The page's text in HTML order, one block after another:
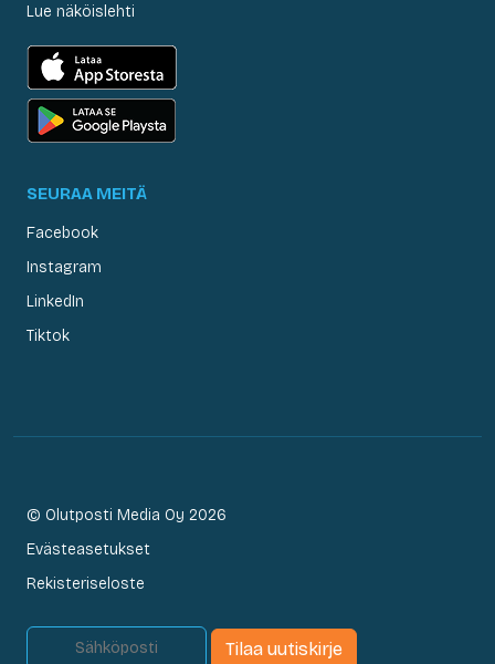
Lue näköislehti
SEURAA MEITÄ
Facebook
Instagram
LinkedIn
Tiktok
© Olutposti Media Oy 2026
Evästeasetukset
Rekisteriseloste
Tilaa uutiskirje